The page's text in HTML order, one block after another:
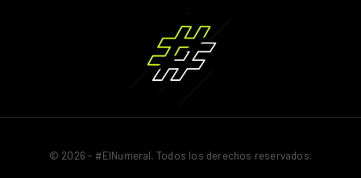
© 2026 - #ElNumeral. Todos los derechos reservados.